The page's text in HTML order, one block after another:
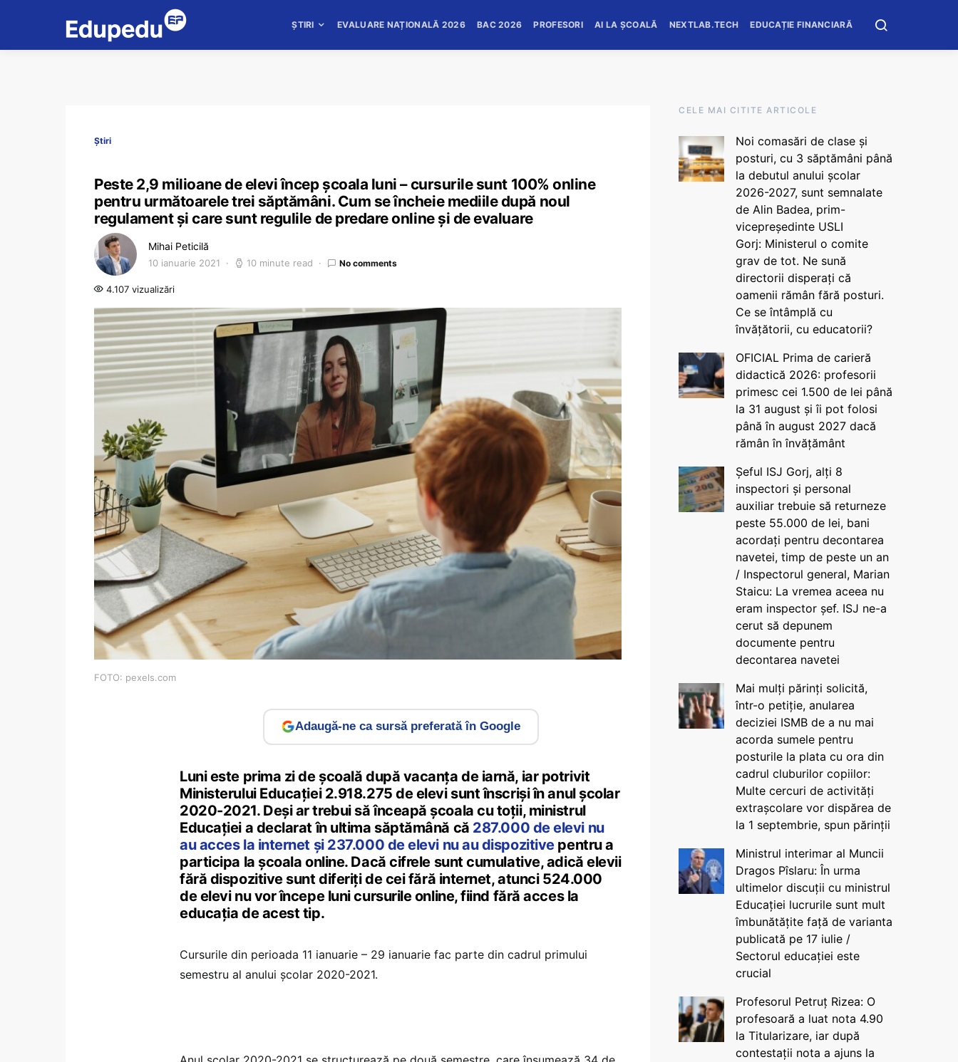
ȘTIRI EVALUARE NAȚIONALĂ 2026 BAC 2026 PROFESORI AI LA ȘCOALĂ NEXTLAB.TECH EDUCAȚIE FINANCIARĂ
Știri
Peste 2,9 milioane de elevi încep școala luni – cursurile sunt 100% online
pentru următoarele trei săptămâni. Cum se încheie mediile după noul
regulament și care sunt regulile de predare online și de evaluare
Mihai Peticilă
10 ianuarie 2021 10 minute read No comments
4.107 vizualizări
FOTO: pexels.com
Adaugă-ne ca sursă preferată în Google
Luni este prima zi de școală după vacanța de iarnă, iar potrivit
Ministerului Educației 2.918.275 de elevi sunt înscriși în anul școlar
2020-2021. Deși ar trebui să înceapă școala cu toții, ministrul
Educației a declarat în ultima săptămână că 287.000 de elevi nu
au acces la internet și 237.000 de elevi nu au dispozitive pentru a
participa la școala online. Dacă cifrele sunt cumulative, adică elevii
fără dispozitive sunt diferiți de cei fără internet, atunci 524.000
de elevi nu vor începe luni cursurile online, fiind fără acces la
educația de acest tip.
Cursurile din perioada 11 ianuarie – 29 ianuarie fac parte din cadrul primului
semestru al anului şcolar 2020-2021.
CELE MAI CITITE ARTICOLE
Noi comasări de clase și
posturi, cu 3 săptămâni până
la debutul anului școlar
2026-2027, sunt semnalate
de Alin Badea, prim-
vicepreședinte USLI
Gorj: Ministerul o comite
grav de tot. Ne sună
directorii disperați că
oamenii rămân fără posturi.
Ce se întâmplă cu
învățătorii, cu educatorii?
OFICIAL Prima de carieră
didactică 2026: profesorii
primesc cei 1.500 de lei până
la 31 august și îi pot folosi
până în august 2027 dacă
rămân în învățământ
Șeful ISJ Gorj, alți 8
inspectori și personal
auxiliar trebuie să returneze
peste 55.000 de lei, bani
acordați pentru decontarea
navetei, timp de peste un an
/ Inspectorul general, Marian
Staicu: La vremea aceea nu
eram inspector șef. ISJ ne-a
cerut să depunem
documente pentru
decontarea navetei
Mai mulți părinți solicită,
într-o petiție, anularea
deciziei ISMB de a nu mai
acorda sumele pentru
posturile la plata cu ora din
cadrul cluburilor copiilor:
Multe cercuri de activități
extrașcolare vor dispărea de
la 1 septembrie, spun părinții
Ministrul interimar al Muncii
Dragos Pîslaru: În urma
ultimelor discuții cu ministrul
Educației lucrurile sunt mult
îmbunătățite față de varianta
publicată pe 17 iulie /
Sectorul educației este
crucial
Profesorul Petruț Rizea: O
profesoară a luat nota 4.90
la Titularizare, iar după
contestații nota a ajuns la